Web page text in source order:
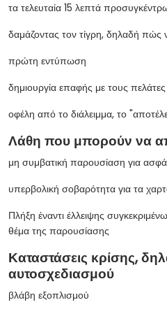
τα τελευταία 15 λεπτά
δαμάζοντας τον τίγρη, δηλαδή πώς
πρώτη εντύπωση
δημιουργία επαφής με τους πελάτες
οφέλη από το διάλειμμα, το
Λάθη που μπορούν να
μη συμβατική παρουσίαση για
υπερβολική σοβαρότητα για τα
Πλήξη έναντι έλλειψης
θέμα της παρουσίασης
Καταστάσεις κρίσης,
αυτοσχεδιασμού
βλάβη εξοπλισμού